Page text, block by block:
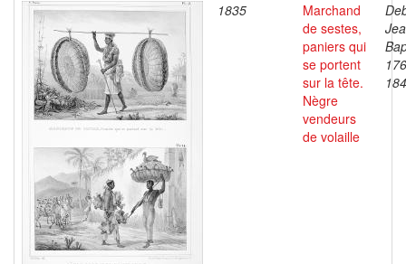
1835
Marchand
de sestes,
paniers qui
se portent
sur la tête.
Nègre
vendeurs
de volaille